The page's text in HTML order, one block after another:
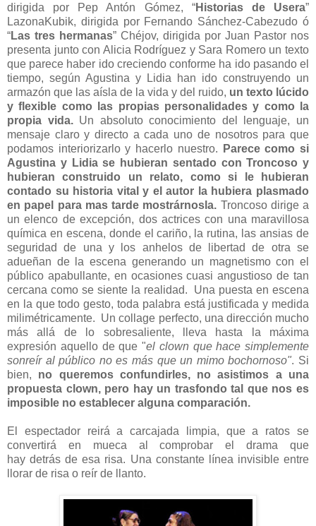
dirigida por Pep Antón Gómez, “Historias de Usera”
LazonaKubik, dirigida por Fernando Sánchez-Cabezudo ó
“Las tres hermanas” Chéjov, dirigida por Juan Pastor nos
presenta junto con Alicia Rodríguez y Sara Romero un texto
que parece haber ido creciendo conforme ha ido pasando el
tiempo, según Agustina y Lidia han ido construyendo un
armazón que las aísla de la vida y del ruido, un texto lúcido
y flexible como las propias personalidades y como la
propia vida.Un absoluto conocimiento del lenguaje, un
mensaje claro y directo a cada uno de nosotros para que
podamos interiorizarlo y hacerlo nuestro.
Parece como si
Agustina y Lidia se hubieran sentado con Troncoso y
hubieran construido un relato, como si le hubieran
contado su historia vital y el autor la hubiera plasmado
en papel para mas tarde mostrárnosla. Troncoso dirige a
un elenco de excepción, dos actrices con una maravillosa
química en escena, donde el cariño, la rutina, las ansias de
seguridad de una y los anhelos de libertad de otra se
adueñan de la escena generando un magnetismo con el
público apabullante, en ocasiones cuasi angustioso de tan
cercana como se siente la realidad. Una puesta en escena
en la que todo gesto, toda palabra está justificada y medida
milimétricamente. Un collage perfecto, una dirección mucho
más allá de lo sobresaliente, lleva hasta la máxima
expresión aquello de que "el clown que hace simplemente
sonreír al público no es más que un mimo bochornoso". Si
bien, no queremos confundirles, no asistimos a una
propuesta clown, pero hay un trasfondo tal que nos es
imposible no establecer alguna comparación.
El espectador reirá a carcajada limpia, que a ratos se
convertirá en mueca al comprobar el drama que
hay detrás de esa risa. Una constante línea invisible entre
llorar de risa o reír de llanto.